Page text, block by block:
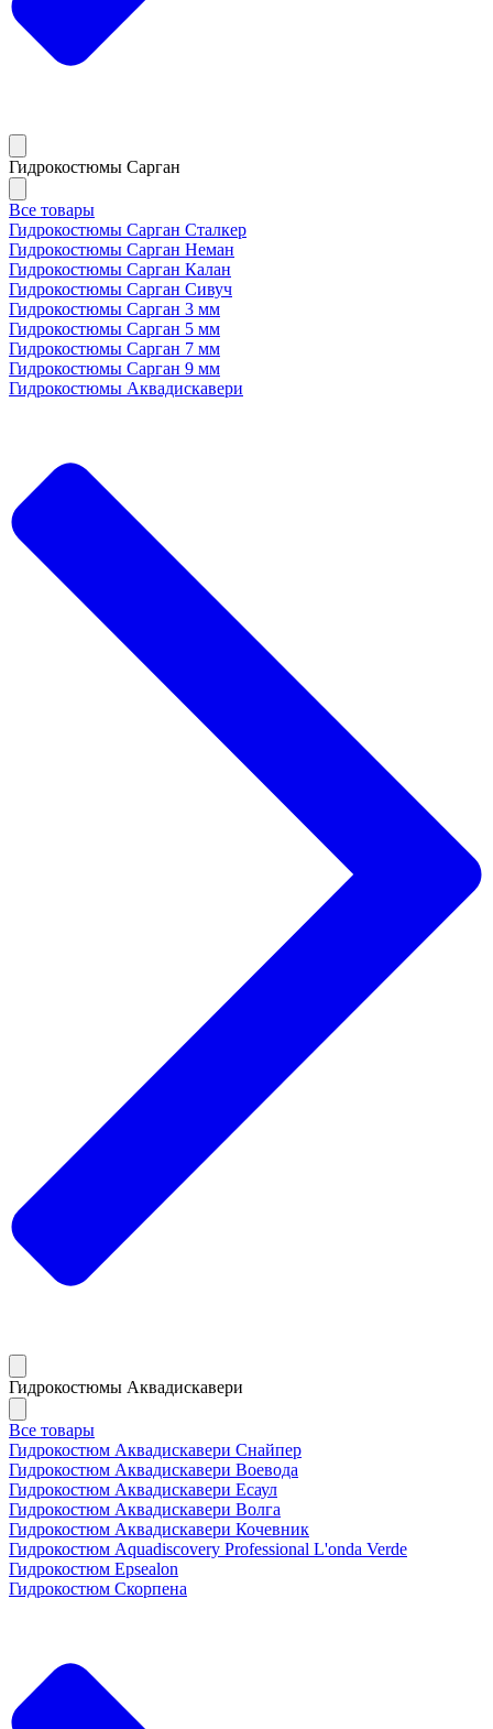
Гидрокостюмы Сарган
Все товары
Гидрокостюмы Сарган Сталкер
Гидрокостюмы Сарган Неман
Гидрокостюмы Сарган Калан
Гидрокостюмы Сарган Сивуч
Гидрокостюмы Сарган 3 мм
Гидрокостюмы Сарган 5 мм
Гидрокостюмы Сарган 7 мм
Гидрокостюмы Сарган 9 мм
Гидрокостюмы Аквадискавери
Гидрокостюмы Аквадискавери
Все товары
Гидрокостюм Аквадискавери Снайпер
Гидрокостюм Аквадискавери Воевода
Гидрокостюм Аквадискавери Есаул
Гидрокостюм Аквадискавери Волга
Гидрокостюм Аквадискавери Кочевник
Гидрокостюм Aquadiscovery Professional L'onda Verde
Гидрокостюм Epsealon
Гидрокостюм Скорпена